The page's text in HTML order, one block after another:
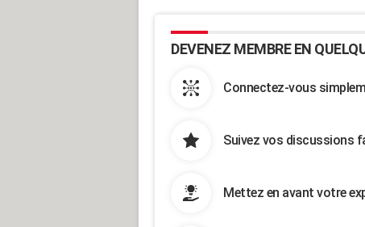
DEVENEZ MEMBRE EN
Connectez-vous
Suivez vos discussions
Mettez en avant votre